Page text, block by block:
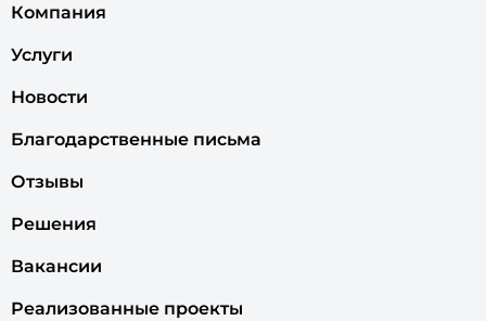
Компания
Услуги
Новости
Благодарственные письма
Отзывы
Решения
Вакансии
Реализованные проекты